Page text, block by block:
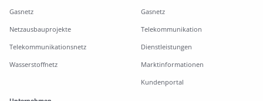
Gasnetz
Netzausbauprojekte
Telekommunikationsnetz
Wasserstoffnetz
Gasnetz
Telekommunikation
Dienstleistungen
Marktinformationen
Kundenportal